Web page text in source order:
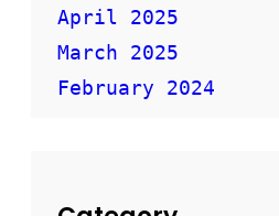
ر
April 2025
March 2025
February 2024